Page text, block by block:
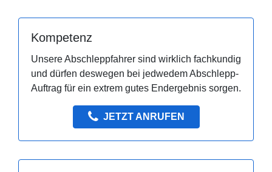
Kompetenz
Unsere Abschleppfahrer sind wirklich fachkundig
und dürfen deswegen bei jedwedem Abschlepp-
Auftrag für ein extrem gutes Endergebnis sorgen.
JETZT ANRUFEN